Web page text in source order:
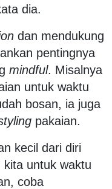
dia.
dan mendukung
pentingnya
mindful. Misalnya
untuk waktu
bosan, ia juga
pakaian.
kecil dari diri
kita untuk waktu
coba